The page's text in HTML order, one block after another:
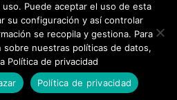
Puede aceptar el uso de esta
su configuración y así controlar
se recopila y gestiona. Para
sobre nuestras políticas de datos,
Política de privacidad
Política de privacidad